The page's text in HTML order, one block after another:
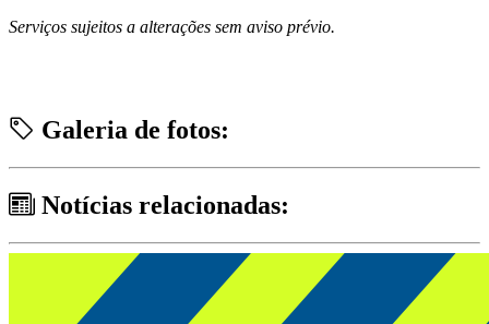
Serviços sujeitos a alterações sem aviso prévio.
Galeria de fotos:
Notícias relacionadas: